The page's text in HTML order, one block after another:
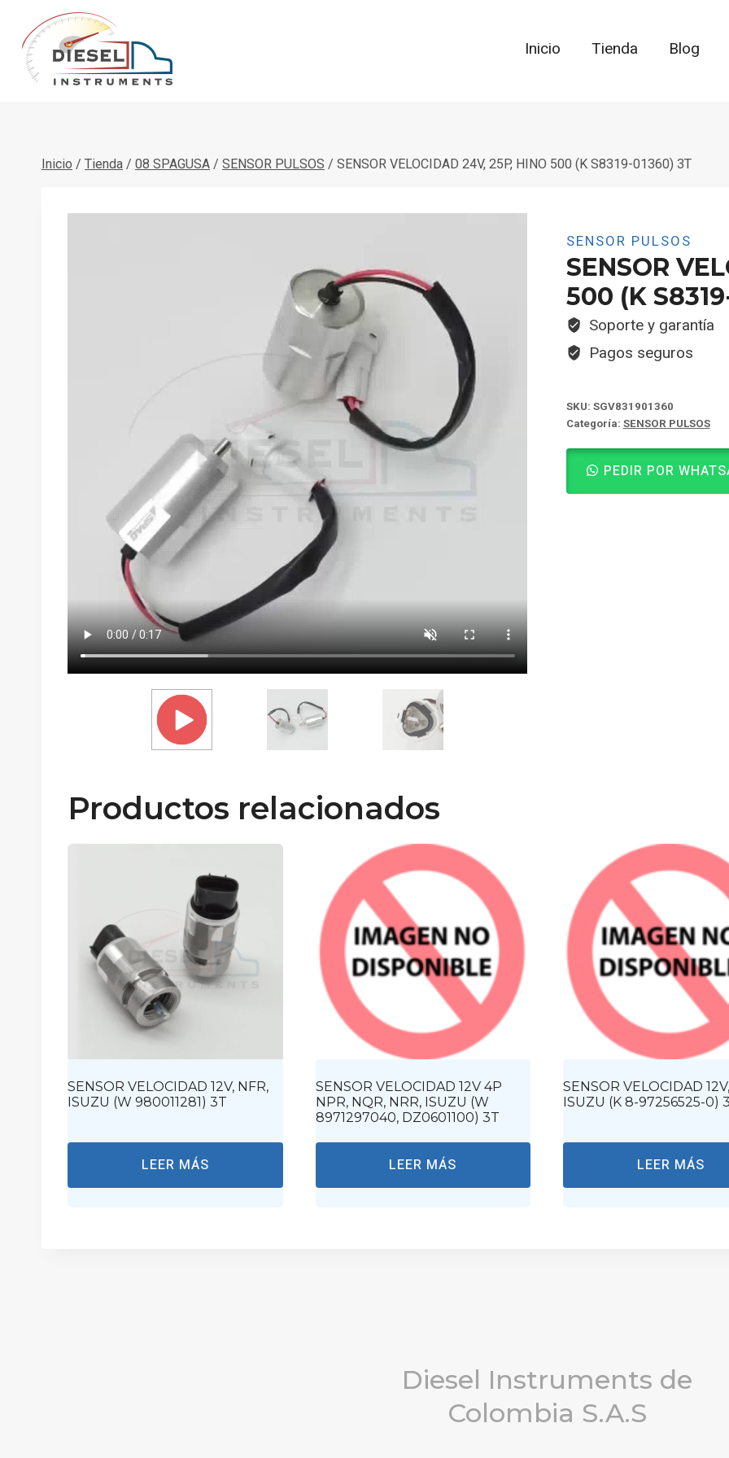
contenido
Inicio Tienda Blog
Inicio / Tienda / 08 SPAGUSA / SENSOR PULSOS / SENSOR VELOCIDAD 24V, 25P, HINO 500 (K S8319-01360) 3T
SENSOR PULSOS
SENSOR
500 (K
Soporte y garantía
Pagos seguros
SKU: SGV831901360
Categoría: SENSOR PULSOS
PEDIR POR
Productos relacionados
SENSOR VELOCIDAD 12V, NFR,
ISUZU (W 980011281) 3T
LEER MÁS
SENSOR VELOCIDAD 12V 4P
NPR, NQR, NRR, ISUZU (W
8971297040, DZ0601100) 3T
LEER MÁS
SENSOR VELOCIDAD
ISUZU (K 8-97256525-0)
LEER MÁS
Diesel Instruments de
Colombia S.A.S